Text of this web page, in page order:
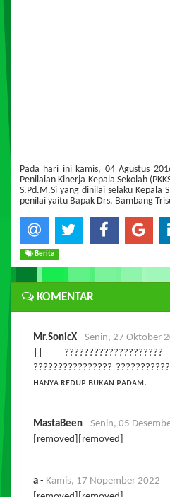
Pada hari ini kamis, 04 Agustus
Penilaian Kinerja Kepala Sekolah
S.Pd.M.Si yang dinilai selaku Kepala
penilai yaitu Bapak Drs. Bambang
Berita
KOMENTAR
Mr.SonicX - Senin, 27 Oktober
|| ????????????????????
????????????????
ʜᴀɴʏᴀ ʀᴇᴅᴜᴘ ʙᴜᴋᴀɴ ᴘᴀᴅᴀᴍ.
MastaBeen - Senin, 05
[removed][removed]
a - Kamis, 17 Nopember 2022